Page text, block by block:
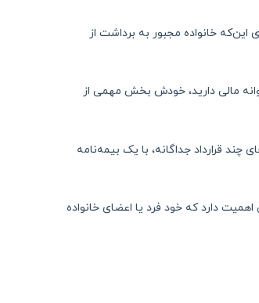
خانواده مجبور به برداشت از
مالی دارید، خودش بخش مهمی از
قرارداد جداگانه، با یک بیمه‌نامه
دارد که خود فرد یا اعضای خانواده